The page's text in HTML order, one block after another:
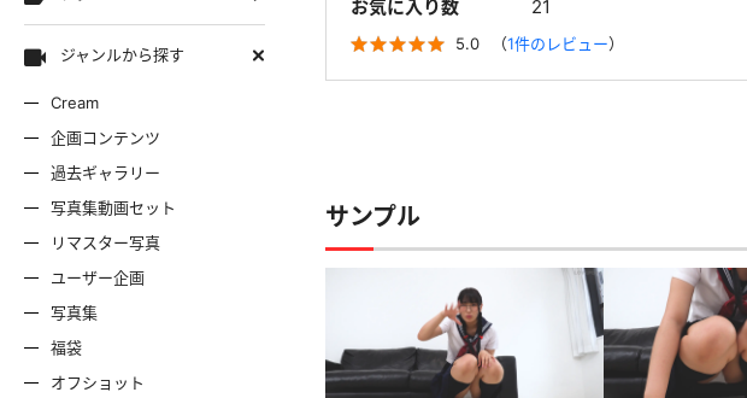
ジャンルから探す
Cream
企画コンテンツ
過去ギャラリー
写真集動画セット
リマスター写真
ユーザー企画
写真集
福袋
オフショット
お気に入り数
21
5.0 （1件のレビュー）
サンプル